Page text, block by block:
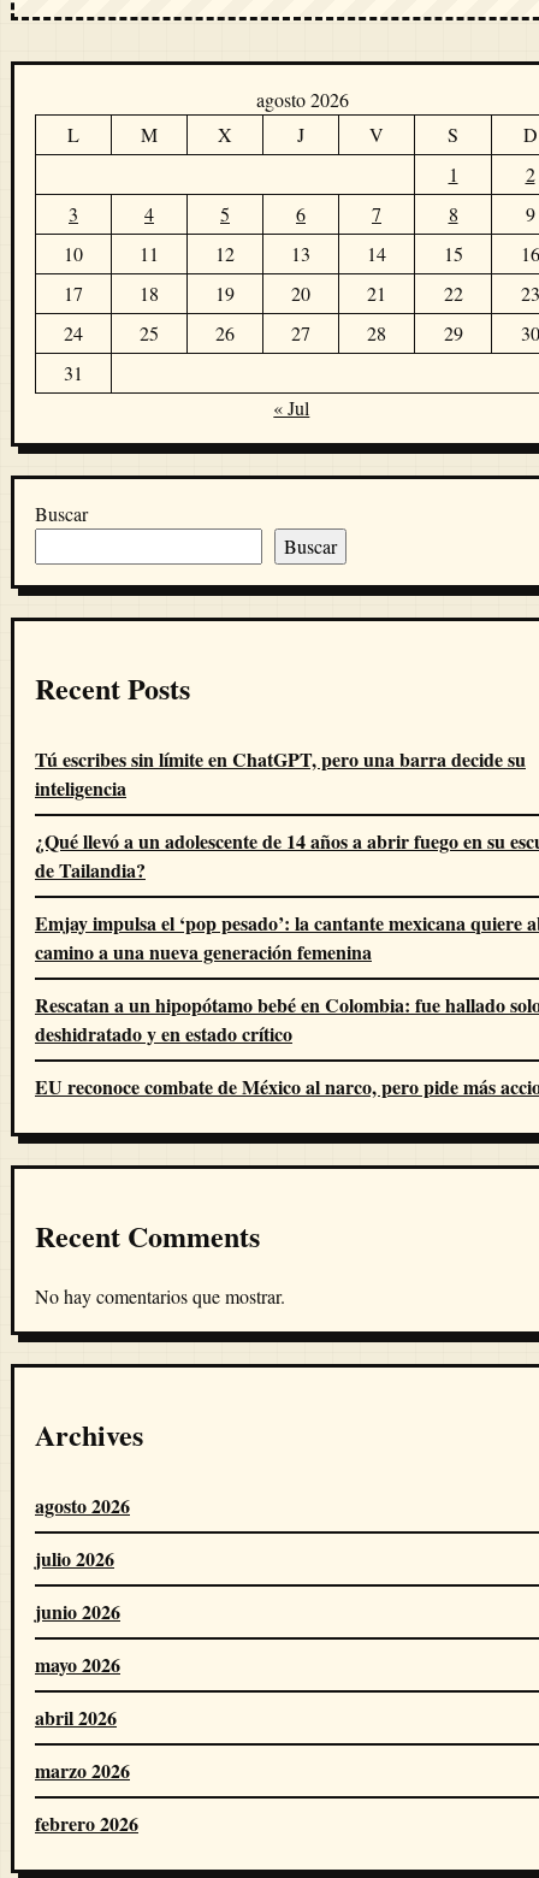
agosto 2026
L
M X J V S
D
1
2
3
4 5 6 7 8
9
10
11 12 13 14 15
16
17
18 19 20 21 22
23
24
25 26 27 28 29
30
31
« Jul
Buscar
Buscar
Recent Posts
Tú escribes sin límite en ChatGPT, pero una barra decide su
inteligencia
¿Qué llevó a un adolescente de 14 años a abrir fuego en su
de Tailandia?
Emjay impulsa el ‘pop pesado’: la cantante mexicana quiere
camino a una nueva generación femenina
Rescatan a un hipopótamo bebé en Colombia: fue hallado
deshidratado y en estado crítico
EU reconoce combate de México al narco, pero pide más
Recent Comments
No hay comentarios que mostrar.
Archives
agosto 2026
julio 2026
junio 2026
mayo 2026
abril 2026
marzo 2026
febrero 2026